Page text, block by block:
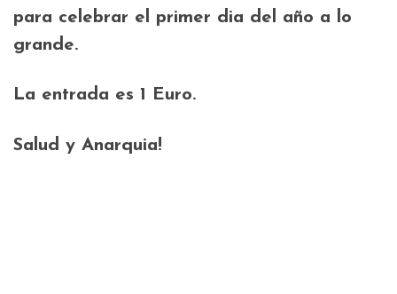
para celebrar el primer dia del año a lo
grande.
La entrada es 1 Euro.
Salud y Anarquia!